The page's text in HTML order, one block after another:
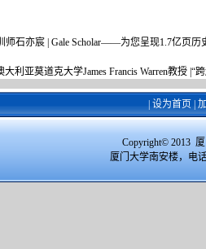
师石亦宸 | Gale Scholar——为您呈现1.7亿页历
大利亚莫道克大学James Francis Warren教授
设为首页
Copyright© 2013
厦门大学南安楼，电